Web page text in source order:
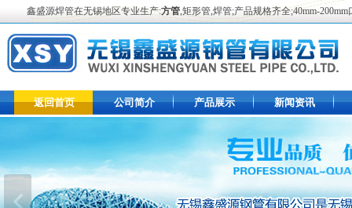
鑫盛源焊管在无锡地区专业生产:方管,矩形管,焊管;产品规格齐全;40mm-
返回首页 公司简介 产品展示 新闻资讯